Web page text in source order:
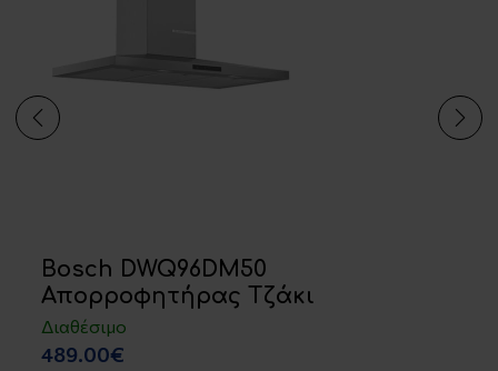
Bosch DWQ96DM50
Απορροφητήρας Τζάκι
Διαθέσιμο
489.00€